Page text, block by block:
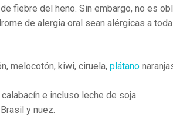
fiebre del heno. Sin embargo, no es
de alergia oral sean alérgicas a
melocotón, kiwi, ciruela, plátano
e incluso leche de soja
y nuez.